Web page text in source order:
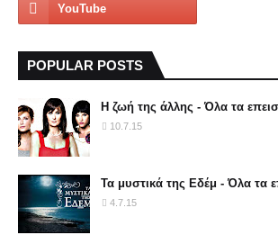
POPULAR POSTS
Η ζωή της άλλης - Όλα τα
10.7.15
Τα μυστικά της Εδέμ - Όλα τα
4.7.15